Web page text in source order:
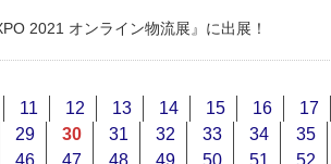
2021 オンライン物流展』に出展！
11 12 13 14 15 16 17
29 30 31 32 33 34 35
46 47 48 49 50 51 52